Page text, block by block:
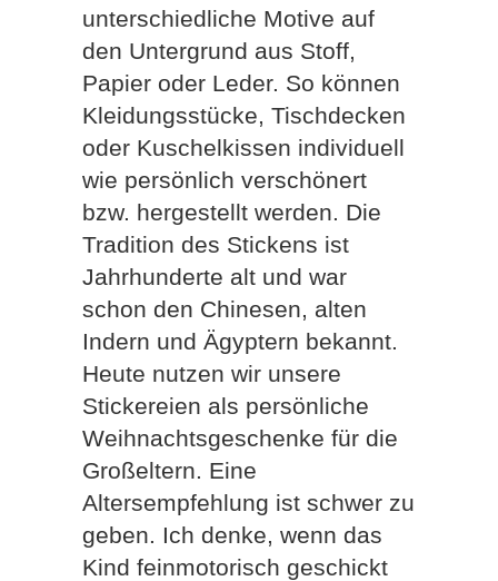
unterschiedliche Motive auf
den Untergrund aus Stoff,
Papier oder Leder. So können
Kleidungsstücke, Tischdecken
oder Kuschelkissen individuell
wie persönlich verschönert
bzw. hergestellt werden. Die
Tradition des Stickens ist
Jahrhunderte alt und war
schon den Chinesen, alten
Indern und Ägyptern bekannt.
Heute nutzen wir unsere
Stickereien als persönliche
Weihnachtsgeschenke für die
Großeltern. Eine
Altersempfehlung ist schwer zu
geben. Ich denke, wenn das
Kind feinmotorisch geschickt